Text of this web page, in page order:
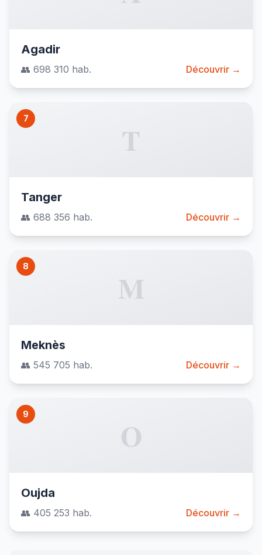
Agadir
👥 698 310 hab. Découvrir →
7
T
Tanger
👥 688 356 hab. Découvrir →
8
M
Meknès
👥 545 705 hab. Découvrir →
9
O
Oujda
👥 405 253 hab. Découvrir →